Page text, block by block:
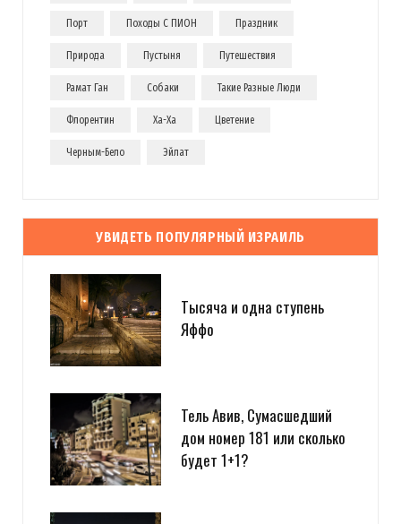
Порт Походы С ПИОН Праздник
Природа Пустыня Путешествия
Рамат Ган Собаки Такие Разные Люди
Флорентин Ха-Ха Цветение
Черным-Бело Эйлат
УВИДЕТЬ ПОПУЛЯРНЫЙ ИЗРАИЛЬ
Тысяча и одна ступень
Яффо
Тель Авив, Сумасшедший
дом номер 181 или сколько
будет 1+1?